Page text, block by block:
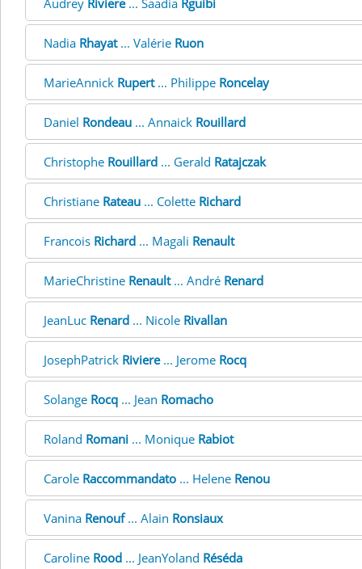
Audrey Riviere... Saadia Rguibi
Nadia Rhayat... Valérie Ruon
MarieAnnick Rupert... Philippe Roncelay
Daniel Rondeau ... Annaick Rouillard
Christophe Rouillard ... Gerald Ratajczak
Christiane Rateau ... Colette Richard
Francois Richard ... Magali Renault
MarieChristine Renault... André Renard
JeanLuc Renard ... Nicole Rivallan
JosephPatrick Riviere... Jerome Rocq
Solange Rocq ... Jean Romacho
Roland Romani ... Monique Rabiot
Carole Raccommandato ... Helene Renou
Vanina Renouf... Alain Ronsiaux
Caroline Rood ... JeanYoland Réséda